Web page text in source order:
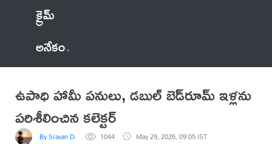
క్రైమ్
అనేకం
ఉపాధి హామీ పనులు, డబుల్ బెడ్‌రూమ్ ఇళ్లను
పరిశీలించిన కలెక్టర్
By Sravan D. 1044 May 29, 2026, 09:05 IST